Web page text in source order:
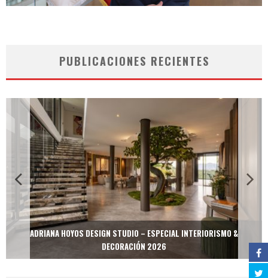
PUBLICACIONES RECIENTES
ADRIANA HOYOS DESIGN STUDIO – ESPECIAL INTERIORISMO &
DECORACIÓN 2026